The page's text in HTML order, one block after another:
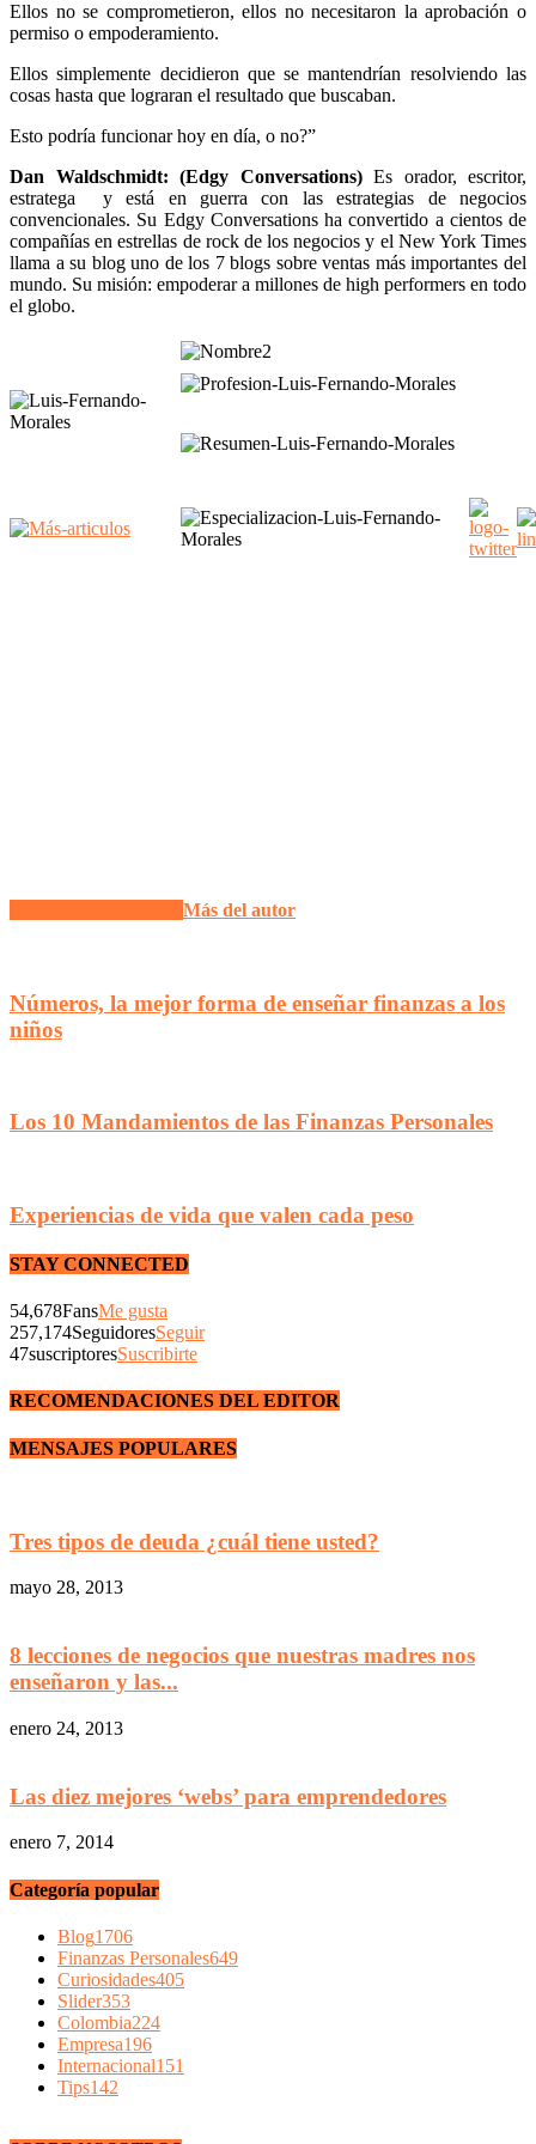
Ellos no se comprometieron, ellos no necesitaron la aprobación o
permiso o empoderamiento.
Ellos simplemente decidieron que se mantendrían resolviendo las
cosas hasta que lograran el resultado que buscaban.
Esto podría funcionar hoy en día, o no?”
Dan Waldschmidt: (Edgy Conversations) Es orador, escritor,
estratega y está en guerra con las estrategias de negocios
convencionales. Su Edgy Conversations ha convertido a cientos de
compañías en estrellas de rock de los negocios y el New York Times
llama a su blog uno de los 7 blogs sobre ventas más importantes del
mundo. Su misión: empoderar a millones de high performers en todo
el globo.
Más del autor
Números, la mejor forma de enseñar finanzas a los
niños
Los 10 Mandamientos de las Finanzas Personales
Experiencias de vida que valen cada peso
STAY CONNECTED
54,678FansMe gusta
257,174SeguidoresSeguir
47suscriptoresSuscribirte
RECOMENDACIONES DEL EDITOR
MENSAJES POPULARES
Tres tipos de deuda ¿cuál tiene usted?
mayo 28, 2013
8 lecciones de negocios que nuestras madres nos
enseñaron y las...
enero 24, 2013
Las diez mejores ‘webs’ para emprendedores
enero 7, 2014
Categoría popular
Blog1706
Finanzas Personales649
Curiosidades405
Slider353
Colombia224
Empresa196
Internacional151
Tips142